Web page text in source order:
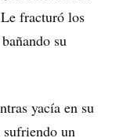
fracturó los
su
yacía en su
sufriendo un